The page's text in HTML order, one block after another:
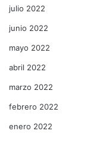
julio 2022
junio 2022
mayo 2022
abril 2022
marzo 2022
febrero 2022
enero 2022